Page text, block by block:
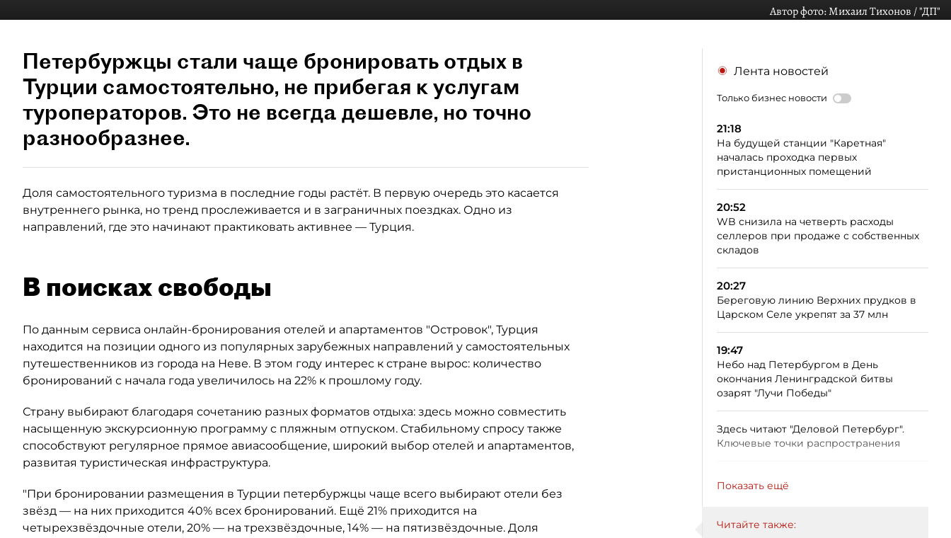
Автор фото:Михаил Тихонов / "ДП"
Петербуржцы стали чаще бронировать отдых в
Турции самостоятельно, не прибегая к услугам
туроператоров. Это не всегда дешевле, но точно
разнообразнее.
Доля самостоятельного туризма в последние годы растёт. В первую очередь это касается
внутреннего рынка, но тренд прослеживается и в заграничных поездках. Одно из
направлений, где это начинают практиковать активнее — Турция.
В поисках свободы
По данным сервиса онлайн-бронирования отелей и апартаментов "Островок", Турция
находится на позиции одного из популярных зарубежных направлений у самостоятельных
путешественников из города на Неве. В этом году интерес к стране вырос: количество
бронирований с начала года увеличилось на 22% к прошлому году.
Страну выбирают благодаря сочетанию разных форматов отдыха: здесь можно совместить
насыщенную экскурсионную программу с пляжным отпуском. Стабильному спросу также
способствуют регулярное прямое авиасообщение, широкий выбор отелей и апартаментов,
развитая туристическая инфраструктура.
"При бронировании размещения в Турции петербуржцы чаще всего выбирают отели без
звёзд — на них приходится 40% всех бронирований. Ещё 21% приходится на
четырехзвёздочные отели, 20% — на трехзвёздочные, 14% — на пятизвёздочные. Доля
Лента новостей
Только бизнес новости
21:18
На будущей станции "Каретная"
началась проходка первых
пристанционных помещений
20:52
WB снизила на четверть расходы
селлеров при продаже с собственных
складов
20:27
Береговую линию Верхних прудков в
Царском Селе укрепят за 37 млн
19:47
Небо над Петербургом в День
окончания Ленинградской битвы
озарят "Лучи Победы"
Здесь читают "Деловой Петербург".
Ключевые точки распространения
Показать ещё
Читайте также: